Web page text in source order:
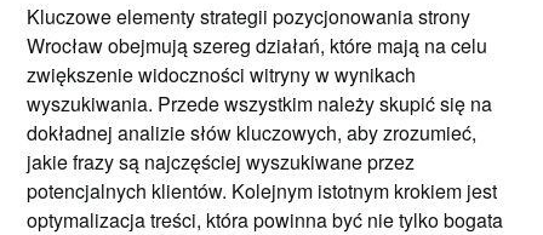
Kluczowe elementy strategii pozycjonowania strony
Wrocław obejmują szereg działań, które mają na celu
zwiększenie widoczności witryny w wynikach
wyszukiwania. Przede wszystkim należy skupić się na
dokładnej analizie słów kluczowych, aby zrozumieć,
jakie frazy są najczęściej wyszukiwane przez
potencjalnych klientów. Kolejnym istotnym krokiem jest
optymalizacja treści, która powinna być nie tylko bogata